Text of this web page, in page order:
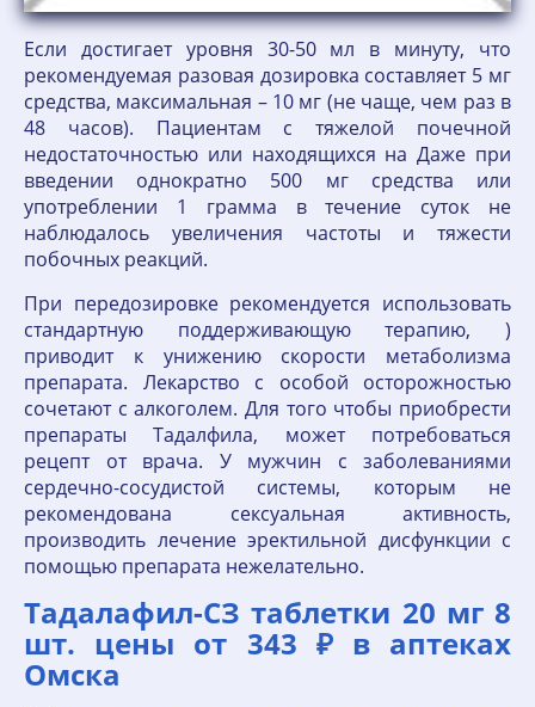
Если достигает уровня 30-50 мл в минуту, что
рекомендуемая разовая дозировка составляет 5 мг
средства, максимальная – 10 мг (не чаще, чем раз в
48 часов). Пациентам с тяжелой почечной
недостаточностью или находящихся на Даже при
введении однократно 500 мг средства или
употреблении 1 грамма в течение суток не
наблюдалось увеличения частоты и тяжести
побочных реакций.
При передозировке рекомендуется использовать
стандартную поддерживающую терапию, )
приводит к унижению скорости метаболизма
препарата. Лекарство с особой осторожностью
сочетают с алкоголем. Для того чтобы приобрести
препараты Тадалфила, может потребоваться
рецепт от врача. У мужчин с заболеваниями
сердечно-сосудистой системы, которым не
рекомендована сексуальная активность,
производить лечение эректильной дисфункции с
помощью препарата нежелательно.
Тадалафил-СЗ таблетки 20 мг 8
шт. цены от 343 ₽ в аптеках
Омска